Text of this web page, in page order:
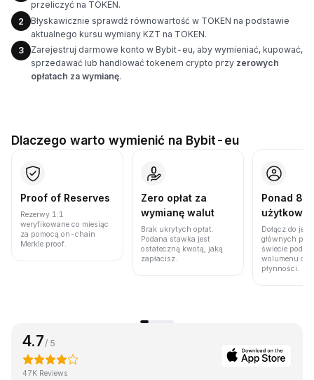
przeliczyć na TOKEN.
2
Błyskawicznie sprawdź równowartość w TOKEN na podstawie
aktualnego kursu wymiany KZT na TOKEN.
3
Zarejestruj darmowe konto w Bybit-eu, aby wymieniać, kupować,
sprzedawać lub handlować tokenem crypto przy zerowych
opłatach za wymianę.
Dlaczego warto wymienić na Bybit-eu
Proof of Reserves
Rezerwy 1:1
weryfikowane co miesiąc
za pomocą on-chain
Merkle proof.
Zero opłat za
wymianę walut
Brak ukrytych opłat.
Podana stawka jest
ostateczną kwotą, jaką
zapłacisz.
Ponad 86
Dołącz do
głównych
świecie pod
wolumenu
płynności.
4.7/ 5
47K Reviews